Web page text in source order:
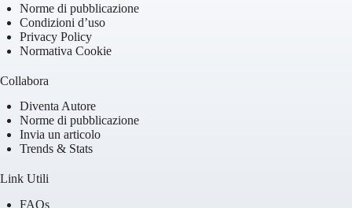
Norme di pubblicazione
Condizioni d’uso
Privacy Policy
Normativa Cookie
Collabora
Diventa Autore
Norme di pubblicazione
Invia un articolo
Trends & Stats
Link Utili
FAQs